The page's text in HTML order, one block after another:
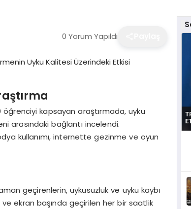
0 Yorum Yapıldı
öğrenciyi kapsayan araştırmada, uyku
arasındaki bağlantı incelendi.
kullanımı, internette gezinme ve oyun
geçirenlerin, uykusuzluk ve uyku kaybı
ekran başında geçirilen her bir saatlik